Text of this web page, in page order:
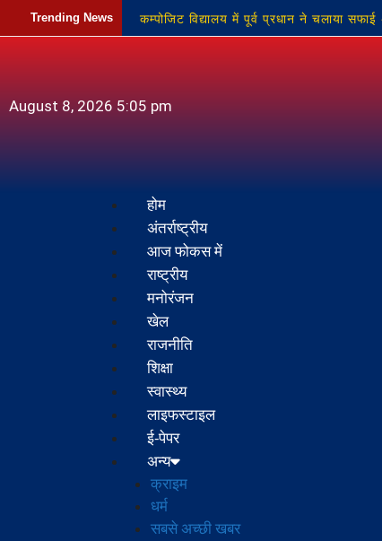
Trending News कम्पोजिट विद्यालय में पूर्व प्रधान ने चलाया सफाई
August 8, 2026 5:05 pm
होम
अंतर्राष्ट्रीय
आज फोकस में
राष्ट्रीय
मनोरंजन
खेल
राजनीति
शिक्षा
स्वास्थ्य
लाइफस्टाइल
ई-पेपर
अन्य
क्राइम
धर्म
सबसे अच्छी खबर